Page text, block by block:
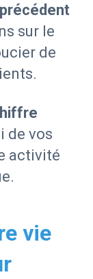
sur le
de
de vos
activité
vie